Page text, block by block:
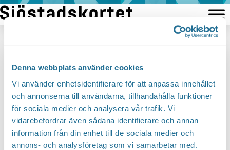
Denna webbplats använder cookies
Vi använder enhetsidentifierare för att anpassa innehållet
och annonserna till användarna, tillhandahålla funktioner
för sociala medier och analysera vår trafik. Vi
vidarebefordrar även sådana identifierare och annan
information från din enhet till de sociala medier och
annons- och analysföretag som vi samarbetar med.
Hoppa
till
Du måste varainloggadför att publicera en
kommentar.